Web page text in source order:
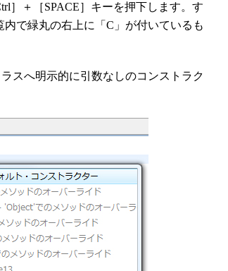
］＋［SPACE］キーを押下します。す
で緑丸の右上に「C」が付いているも
ラスへ明示的に引数なしのコンストラク